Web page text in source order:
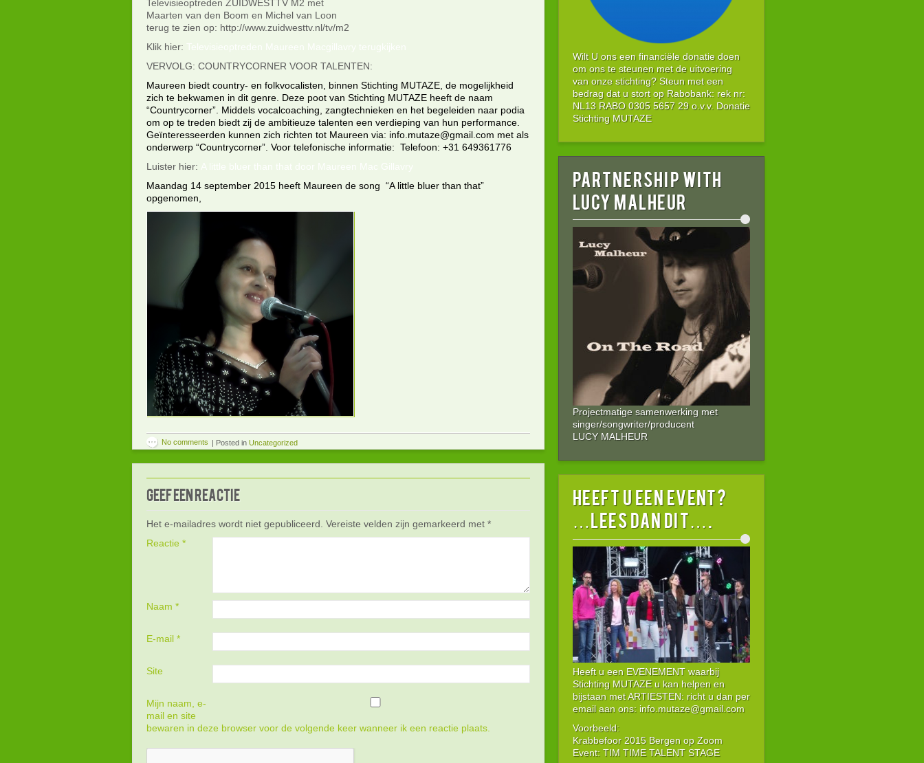
Televisieoptreden ZUIDWESTTV M2 met
Maarten van den Boom en Michel van Loon
terug te zien op: http://www.zuidwesttv.nl/tv/m2
Klik hier: Televisieoptreden Maureen Macgillavry terugkijken
VERVOLG: COUNTRYCORNER VOOR TALENTEN:
Maureen biedt country- en folkvocalisten, binnen Stichting MUTAZE, de mogelijkheid
zich te bekwamen in dit genre. Deze poot van Stichting MUTAZE heeft de naam
“Countrycorner”. Middels vocalcoaching, zangtechnieken en het begeleiden naar podia
om op te treden biedt zij de ambitieuze talenten een verdieping van hun performance.
Geïnteresseerden kunnen zich richten tot Maureen via: info.mutaze@gmail.com met als
onderwerp “Countrycorner”. Voor telefonische informatie: Telefoon: +31 649361776
Luister hier: A little bluer than that door Maureen Mac Gillavry
Maandag 14 september 2015 heeft Maureen de song “A little bluer than that”
opgenomen,
No comments | Posted in Uncategorized
Geef een reactie
Het e-mailadres wordt niet gepubliceerd. Vereiste velden zijn gemarkeerd met *
Reactie *
Naam *
E-mail *
Site
Mijn naam, e-
mail en site
bewaren in deze browser voor de volgende keer wanneer ik een reactie plaats.
Wilt U ons een financiële donatie doen
om ons te steunen met de uitvoering
van onze stichting? Steun met een
bedrag dat u stort op Rabobank: rek nr:
NL13 RABO 0305 5657 29 o.v.v. Donatie
Stichting MUTAZE
Partnership with
LUCY MALHEUR
Projectmatige samenwerking met
singer/songwriter/producent
LUCY MALHEUR
HEEFT U EEN EVENT?
…lees dan dit….
Heeft u een EVENEMENT waarbij
Stichting MUTAZE u kan helpen en
bijstaan met ARTIESTEN: richt u dan per
email aan ons: info.mutaze@gmail.com
Voorbeeld:
Krabbefoor 2015 Bergen op Zoom
Event: TIM TIME TALENT STAGE